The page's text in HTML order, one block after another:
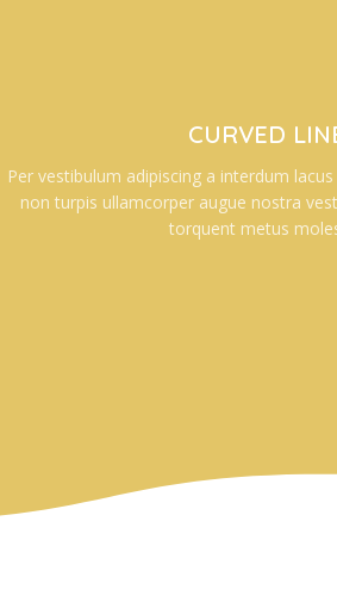
CURVED
Per vestibulum adipiscing a interdum
non turpis ullamcorper augue nostra
torquent metus